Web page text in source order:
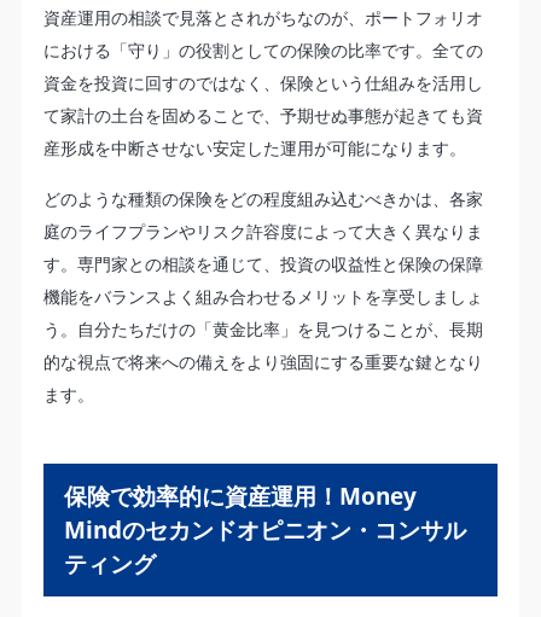
資産運用の相談で見落とされがちなのが、ポートフォリオ
における「守り」の役割としての保険の比率です。全ての
資金を投資に回すのではなく、保険という仕組みを活用し
て家計の土台を固めることで、予期せぬ事態が起きても資
産形成を中断させない安定した運用が可能になります。
どのような種類の保険をどの程度組み込むべきかは、各家
庭のライフプランやリスク許容度によって大きく異なりま
す。専門家との相談を通じて、投資の収益性と保険の保障
機能をバランスよく組み合わせるメリットを享受しましょ
う。自分たちだけの「黄金比率」を見つけることが、長期
的な視点で将来への備えをより強固にする重要な鍵となり
ます。
保険で効率的に資産運用！Money
Mindのセカンドオピニオン・コンサル
ティング